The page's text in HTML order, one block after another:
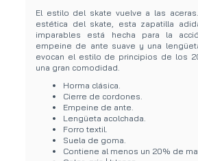
El estilo del skate vuelve a las
estética del skate, esta zapatilla
imparables está hecha para la
empeine de ante suave y una
evocan el estilo de principios de los
una gran comodidad.
Horma clásica.
Cierre de cordones.
Empeine de ante.
Lengüeta acolchada.
Forro textil.
Suela de goma.
Contiene al menos un 20% de